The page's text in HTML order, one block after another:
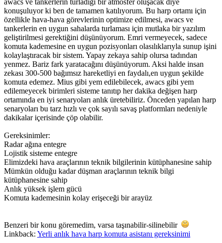
konuşuluyor ki ben de tamamen katılıyorum. Bu harp ortamı için
özellikle hava-hava görevlerinin optimize edilmesi, awacs ve
tankerlerin en uygun sahalarda turlaması için mutlaka bir yazılım
geliştirilmesi gerektiğini düşünüyorum. Emri vermeyecek, sadece
komuta kademesine en uygun pozisyonları olasılıklarıyla sunup işini
kolaylaştıracak bir sistem. Yapay zekaya sahip olursa tadından
yenmez. Bariz fark yaratacağını düşünüyorum. Aksi halde insan
zekası 300-500 bağımsız hareketliyi en faydalı,en uygun şekilde
komuta edemez. Mius gibi yem edilebilecek, awacs gibi yem
edilemeyecek birimleri sisteme tanıtıp her dakika değişen harp
ortamında en iyi senaryoları anlık üretebiliriz. Önceden yapılan harp
senaryoları bu tarz hızlı ve çok sayılı savaş platformları nedeniyle
dakikalar içerisinde çöp olabilir.
Gereksinimler:
Radar ağına entegre
Lojistik sisteme entegre
Elimizdeki hava araçlarının teknik bilgilerinin kütüphanesine sahip
Mümkün olduğu kadar düşman araçlarının teknik bilgi
kütüphanesine sahip
Anlık yüksek işlem gücü
Komuta kademesinin kolay erişeceği bir arayüz
Benzeri bir konu göremedim, varsa taşınabilir-silinebilir
Linkback: Yerli anlık hava harp komuta asistanı gereksinimi